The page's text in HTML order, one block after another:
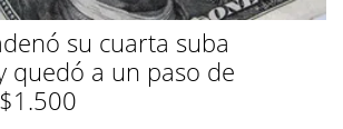
su cuarta suba
quedó a un paso de